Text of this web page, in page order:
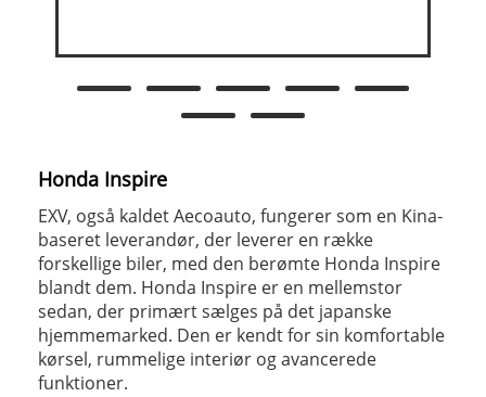
Honda Inspire
EXV, også kaldet Aecoauto, fungerer som en Kina-
baseret leverandør, der leverer en række
forskellige biler, med den berømte Honda Inspire
blandt dem. Honda Inspire er en mellemstor
sedan, der primært sælges på det japanske
hjemmemarked. Den er kendt for sin komfortable
kørsel, rummelige interiør og avancerede
funktioner.